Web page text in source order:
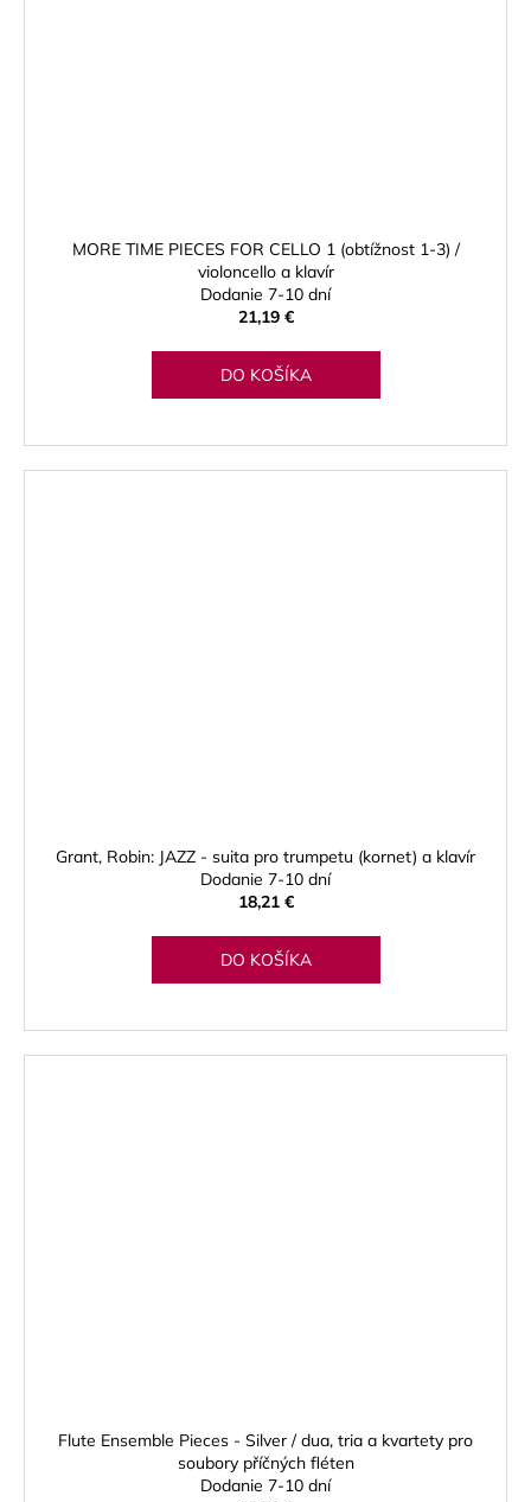
MORE TIME PIECES FOR CELLO 1 (obtížnost 1-3) /
violoncello a klavír
Dodanie 7-10 dní
21,19 €
DO KOŠÍKA
Grant, Robin: JAZZ - suita pro trumpetu (kornet) a klavír
Dodanie 7-10 dní
18,21 €
DO KOŠÍKA
Flute Ensemble Pieces - Silver / dua, tria a kvartety pro
soubory příčných fléten
Dodanie 7-10 dní